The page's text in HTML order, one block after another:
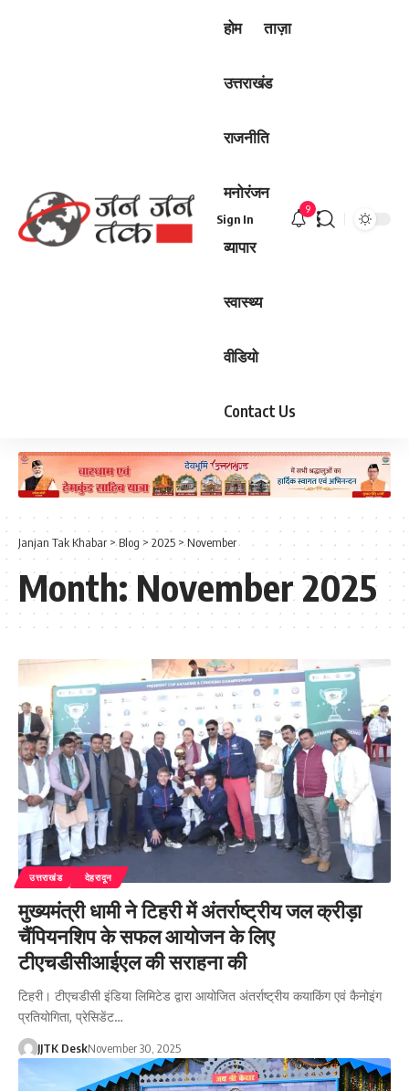
होम ताज़ा
उत्तराखंड
राजनीति
मनोरंजन
व्यापार
स्वास्थ्य
वीडियो
Contact Us
Sign In
9
Janjan Tak Khabar >Blog > 2025 >November
Month:November 2025
उत्तराखंड देहरादून
मुख्यमंत्री धामी ने टिहरी में अंतर्राष्ट्रीय जल क्रीड़ा
चैंपियनशिप के सफल आयोजन के लिए
टीएचडीसीआईएल की सराहना की
टिहरी। टीएचडीसी इंडिया लिमिटेड द्वारा आयोजित अंतर्राष्ट्रीय कयाकिंग एवं कैनोइंग
प्रतियोगिता, प्रेसिडेंट…
JJTK DeskNovember 30, 2025